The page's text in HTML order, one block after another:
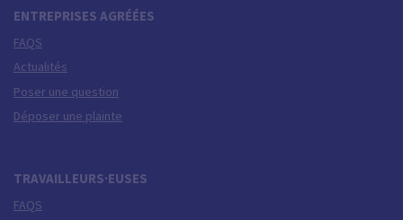
ENTREPRISES AGRÉÉES
FAQS
Actualités
Poser une question
Déposer une plainte
TRAVAILLEURS·EUSES
FAQS